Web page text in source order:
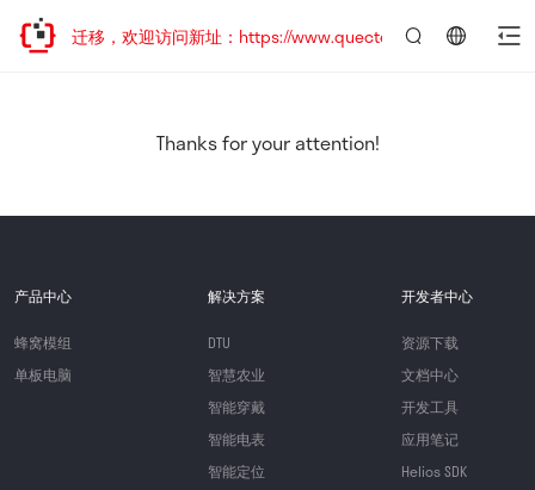
地址已迁移，欢迎访问新址：https://www.quectel.com.cn
Thanks for your attention!
产品中心
蜂窝模组
单板电脑
解决方案
DTU
智慧农业
智能穿戴
智能电表
智能定位
开发者中心
资源下载
文档中心
开发工具
应用笔记
Helios SDK